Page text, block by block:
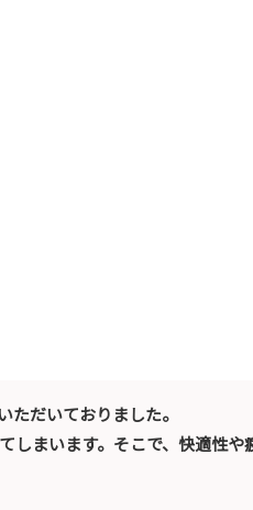
だいておりました。
しまいます。そこで、快適性や